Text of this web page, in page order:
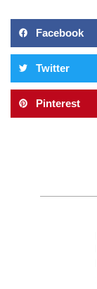
Facebook
Twitter
Pinterest